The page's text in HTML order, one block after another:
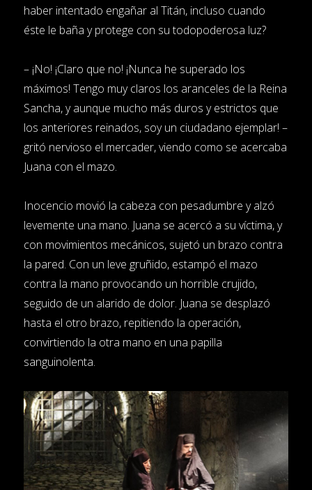
haber intentado engañar al Titán, incluso cuando
éste le baña y protege con su todopoderosa luz?
– ¡No! ¡Claro que no! ¡Nunca he superado los
máximos! Tengo muy claros los aranceles de la Reina
Sancha, y aunque mucho más duros y estrictos que
los anteriores reinados, soy un ciudadano ejemplar! –
gritó nervioso el mercader, viendo como se acercaba
Juana con el mazo.
Inocencio movió la cabeza con pesadumbre y alzó
levemente una mano. Juana se acercó a su víctima, y
con movimientos mecánicos, sujetó un brazo contra
la pared. Con un leve gruñido, estampó el mazo
contra la mano provocando un horrible crujido,
seguido de un alarido de dolor. Juana se desplazó
hasta el otro brazo, repitiendo la operación,
convirtiendo la otra mano en una papilla
sanguinolenta.